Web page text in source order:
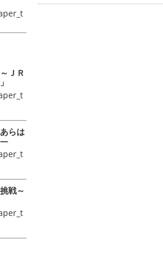
ＪＲ
らは
―
戦～